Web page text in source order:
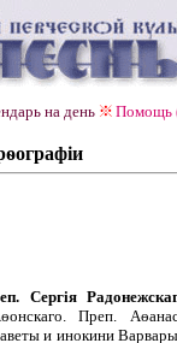
на день Помощь
Сергія
Преп.
и инокини